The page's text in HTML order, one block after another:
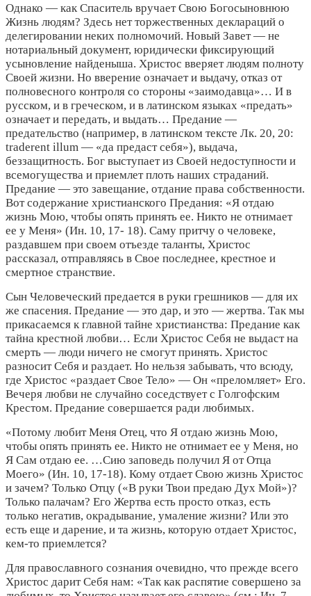
Однако — как Спаситель вручает Свою Богосыновнюю
Жизнь людям? Здесь нет торжественных деклараций о
делегировании неких полномочий. Новый Завет — не
нотариальный документ, юридически фиксирующий
усыновление найденыша. Христос вверяет людям полноту
Своей жизни. Но вверение означает и выдачу, отказ от
полновесного контроля со стороны «заимодавца»… И в
русском, и в греческом, и в латинском языках «предать»
означает и передать, и выдать… Предание —
предательство (например, в латинском тексте Лк. 20, 20:
traderent illum — «да предаст себя»), выдача,
беззащитность. Бог выступает из Своей недоступности и
всемогущества и приемлет плоть наших страданий.
Предание — это завещание, отдание права собственности.
Вот содержание христианского Предания: «Я отдаю
жизнь Мою, чтобы опять принять ее. Никто не отнимает
ее у Меня» (Ин. 10, 17- 18). Саму притчу о человеке,
раздавшем при своем отъезде таланты, Христос
рассказал, отправляясь в Свое последнее, крестное и
смертное странствие.
Сын Человеческий предается в руки грешников — для их
же спасения. Предание — это дар, и это — жертва. Так мы
прикасаемся к главной тайне христианства: Предание как
тайна крестной любви… Если Христос Себя не выдаст на
смерть — люди ничего не смогут принять. Христос
разносит Себя и раздает. Но нельзя забывать, что всюду,
где Христос «раздает Свое Тело» — Он «преломляет» Его.
Вечеря любви не случайно соседствует с Голгофским
Крестом. Предание совершается ради любимых.
«Потому любит Меня Отец, что Я отдаю жизнь Мою,
чтобы опять принять ее. Никто не отнимает ее у Меня, но
Я Сам отдаю ее. …Сию заповедь получил Я от Отца
Моего» (Ин. 10, 17-18). Кому отдает Свою жизнь Христос
и зачем? Только Отцу («В руки Твои предаю Дух Мой»)?
Только палачам? Его Жертва есть просто отказ, есть
только негатив, окрадывание, умаление жизни? Или это
есть еще и дарение, и та жизнь, которую отдает Христос,
кем-то приемлется?
Для православного сознания очевидно, что прежде всего
Христос дарит Себя нам: «Так как распятие совершено за